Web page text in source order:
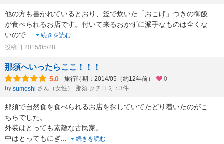
他の方も書かれているとおり、釜で炊いた「おこげ」つきの御飯
が食べられるお店です。付いて来るおかずに派手なものは全くな
いので
続きを読む
投稿日:2015/05/28
那須へいったらここ！！！
5.0 旅行時期：2014/05（約12年前）
0
by sumeshi さん（女性） 那須 クチコミ：3件
那須で自然食を食べられるお店を探していてたどり着いたのがこ
ちらでした。
外装はとっても素敵な古民家。
中はとってもにぎ
続きを読む